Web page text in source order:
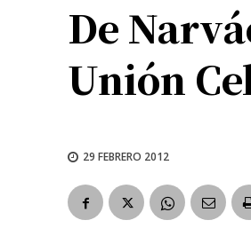
De
Unión
29 FEBRERO 2012